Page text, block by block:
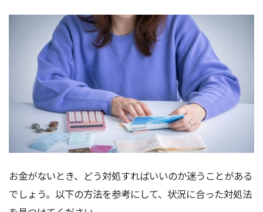
お金がないとき、どう対処すればいいのか迷うことがある
でしょう。以下の方法を参考にして、状況に合った対処法